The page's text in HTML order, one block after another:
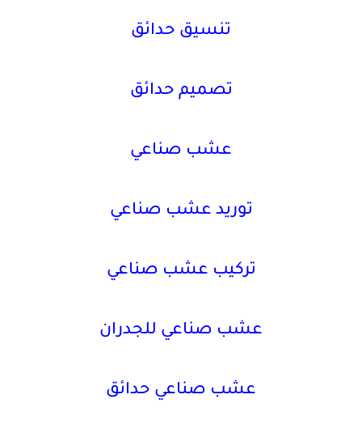
تنسيق حدائق
تصميم حدائق
عشب صناعي
توريد عشب صناعي
تركيب عشب صناعي
عشب صناعي للجدران
عشب صناعي حدائق